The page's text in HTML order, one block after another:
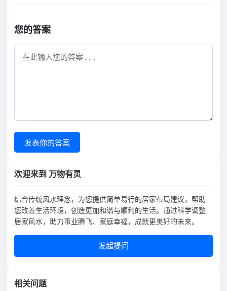
您的答案
发表你的答案
欢迎来到 万物有灵
结合传统风水理念，为您提供简单易行的居家布局建议，帮助
您改善生活环境，创造更加和谐与顺利的生活。通过科学调整
居家风水，助力事业腾飞、家庭幸福，成就更美好的未来。
发起提问
相关问题